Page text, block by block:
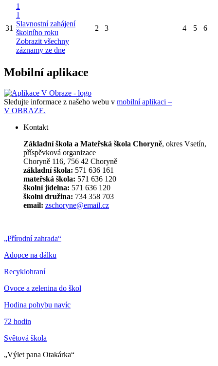
31
1
1
Slavnostní zahájení
školního roku
Zobrazit všechny
záznamy ze dne
2 3 4 5 6
Mobilní aplikace
Sledujte informace z našeho webu v mobilní aplikaci –
V OBRAZE.
Kontakt
Základní škola a Mateřská škola Choryně, okres Vsetín,
příspěvková organizace
Choryně 116, 756 42 Choryně
základní škola: 571 636 161
mateřská škola: 571 636 120
školní jídelna: 571 636 120
školní družina: 734 358 703
email: zschoryne@email.cz
„Přírodní zahrada“
Adopce na dálku
Recyklohraní
Ovoce a zelenina do škol
Hodina pohybu navíc
72 hodin
Světová škola
„Výlet pana Otakárka“